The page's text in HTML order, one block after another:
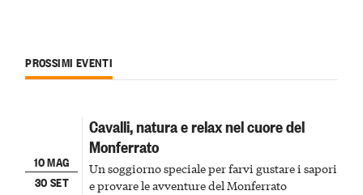
PROSSIMI EVENTI
10 MAG
30 SET
Cavalli, natura e relax nel cuore del
Monferrato
Un soggiorno speciale per farvi gustare i sapori
e provare le avventure del Monferrato